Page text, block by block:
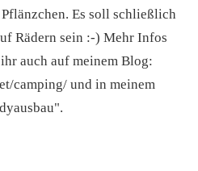
Es soll schließlich
Rädern sein :-) Mehr Infos
auch auf meinem Blog:
camping/ und in meinem